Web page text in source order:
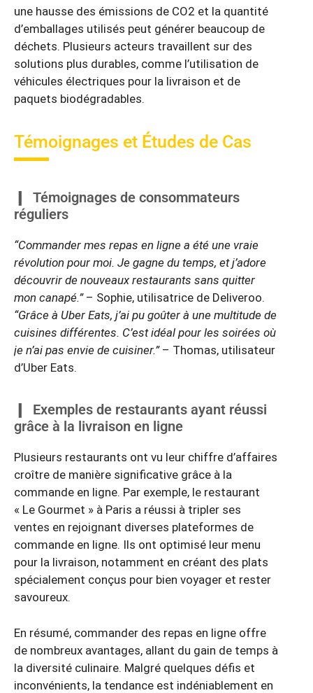
une hausse des émissions de CO2 et la quantité
d’emballages utilisés peut générer beaucoup de
déchets. Plusieurs acteurs travaillent sur des
solutions plus durables, comme l’utilisation de
véhicules électriques pour la livraison et de
paquets biodégradables.
Témoignages et Études de Cas
Témoignages de consommateurs
réguliers
“Commander mes repas en ligne a été une vraie
révolution pour moi. Je gagne du temps, et j’adore
découvrir de nouveaux restaurants sans quitter
mon canapé.”– Sophie, utilisatrice de Deliveroo.
“Grâce à Uber Eats, j’ai pu goûter à une multitude de
cuisines différentes. C’est idéal pour les soirées où
je n’ai pas envie de cuisiner.”– Thomas, utilisateur
d’Uber Eats.
Exemples de restaurants ayant réussi
grâce à la livraison en ligne
Plusieurs restaurants ont vu leur chiffre d’affaires
croître de manière significative grâce à la
commande en ligne. Par exemple, le restaurant
« Le Gourmet » à Paris a réussi à tripler ses
ventes en rejoignant diverses plateformes de
commande en ligne. Ils ont optimisé leur menu
pour la livraison, notamment en créant des plats
spécialement conçus pour bien voyager et rester
savoureux.
En résumé, commander des repas en ligne offre
de nombreux avantages, allant du gain de temps à
la diversité culinaire. Malgré quelques défis et
inconvénients, la tendance est indéniablement en